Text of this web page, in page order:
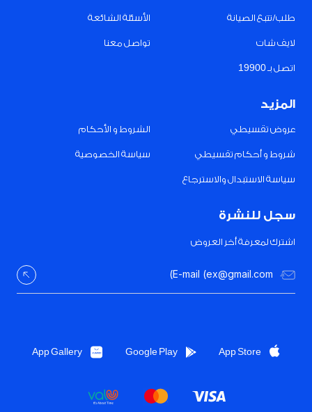
طلب/تتبع الصيانة الأسئلة الشائعة
لايف شات تواصل معنا
اتصل بـ 19900
المزيد
عروض تقسيطي الشروط و الأحكام
شروط و أحكام تقسيطي سياسة الخصوصية
سياسة الاستبدال والاسترجاع
سجل للنشرة
اشترك لمعرفة أخر العروض
App Store
Google Play
App Gallery